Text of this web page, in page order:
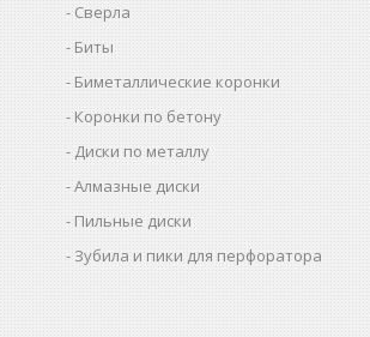
Сверла
Биты
Биметаллические коронки
Коронки по бетону
Диски по металлу
Алмазные диски
Пильные диски
Зубила и пики для перфоратора